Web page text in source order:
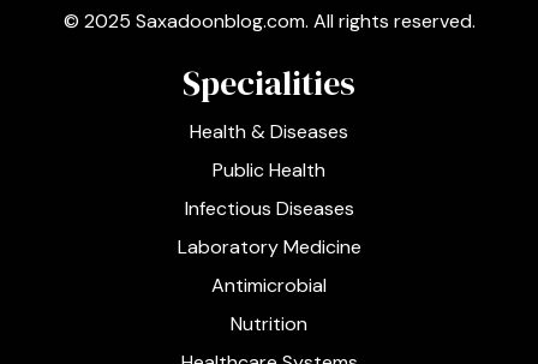
© 2025 Saxadoonblog.com. All rights reserved.
Specialities
Health & Diseases
Public Health
Infectious Diseases
Laboratory Medicine
Antimicrobial
Nutrition